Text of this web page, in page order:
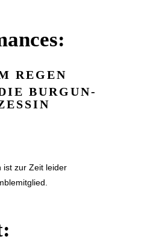
REGEN
BUR­GUN­
ist zur Zeit leider